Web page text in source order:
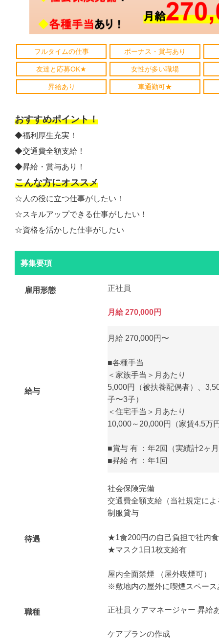
フルタイムの仕事 ボーナス・賞与あり
友達と応募OK★ 女性が多い職場
昇給あり 車通勤可★
おすすめポイント！
◆福利厚生充実！
◆交通費全額支給！
◆昇給・賞与あり！
こんな方にオススメ
☆人の役に立つ仕事がしたい！
☆スキルアップできる仕事がしたい！
☆資格を活かした仕事がしたい
募集要項
雇用形態 正社員
給与
月給 270,000円
月給 270,000円〜
■各種手当
＜家族手当＞月あたり
5,000円（被扶養配偶者）、
子〜3子）
＜住宅手当＞月あたり
10,000～20,000円（家賃4.5万
■賞与 有 ：年2回（実績計2ヶ
■昇給 有 ：年1回
待遇
社会保険完備
交通費全額支給（当社規定によ
制服貸与
★1食200円の自己負担で社内
★マスク1日1枚支給有
屋内全面禁煙 （屋外喫煙可）
※敷地内の屋外に喫煙スペース
職種 正社員 ケアマネージャー 昇給
ケアプランの作成